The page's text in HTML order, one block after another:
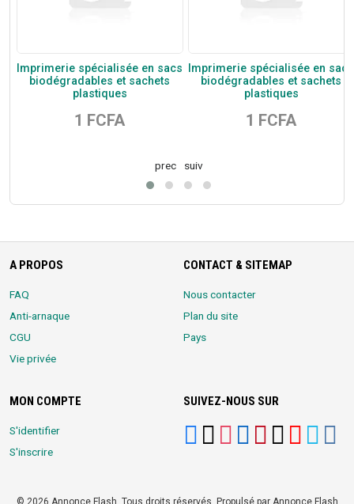
Imprimerie spécialisée en sacs
biodégradables et sachets
plastiques
1 FCFA
Imprimerie spécialisée en sacs
biodégradables et sachets
plastiques
1 FCFA
prec suiv
A PROPOS
FAQ
Anti-arnaque
CGU
Vie privée
CONTACT & SITEMAP
Nous contacter
Plan du site
Pays
MON COMPTE
S'identifier
S'inscrire
SUIVEZ-NOUS SUR
© 2026 Annonce Flash. Tous droits réservés. Propulsé par Annonce Flash